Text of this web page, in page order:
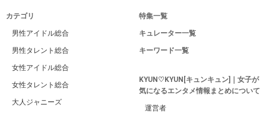
カテゴリ
男性アイドル総合
男性タレント総合
女性アイドル総合
女性タレント総合
大人ジャニーズ
特集一覧
キュレーター一覧
キーワード一覧
KYUN♡KYUN[キュンキュン]｜女子が
気になるエンタメ情報まとめについて
運営者